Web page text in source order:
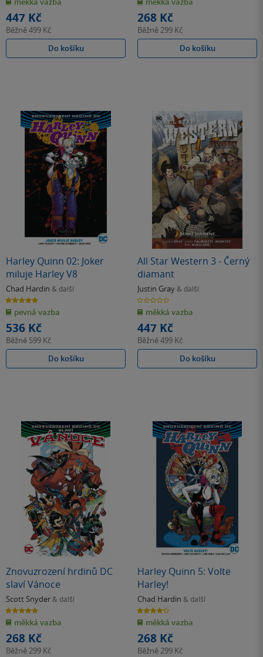
hvězdiček
447 Kč
Běžně499 Kč
Do košíku
hvězdiček
268 Kč
Běžně299 Kč
Do košíku
Harley Quinn 02: Joker
miluje Harley V8
Chad Hardin & další
5.0
z
5
hvězdiček
pevná vazba
536 Kč
Běžně 599 Kč
Do košíku
All Star Western 3 - Černý
diamant
Justin Gray & další
0.0
z
5
hvězdiček
měkká vazba
447 Kč
Běžně499 Kč
Do košíku
Znovuzrození hrdinů DC
slaví Vánoce
Scott Snyder & další
5.0
z
5
hvězdiček
měkká vazba
268 Kč
Běžně299 Kč
Harley Quinn 5: Volte
Harley!
Chad Hardin & další
4.3
z
5
hvězdiček
měkká vazba
268 Kč
Běžně299 Kč